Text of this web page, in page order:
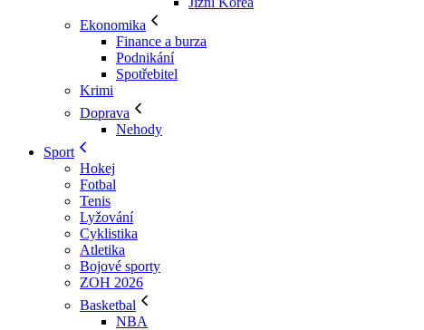
Ekonomika
Finance a burza
Podnikání
Spotřebitel
Krimi
Doprava
Nehody
Sport
Hokej
Fotbal
Tenis
Lyžování
Cyklistika
Atletika
Bojové sporty
ZOH 2026
Basketbal
NBA